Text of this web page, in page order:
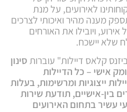
לאירועים, על מנת
מענה מהיר ואיכותי לצרכים
ויובילו את האורחים
שלא יישכח.
קלאס דיילות" עוברותסינון
אישי – כל הדיילות
ייצוגיות ומרשימות, בעלות
בין-אישיים, תודעת שירות
עשיר בתחום האירועים